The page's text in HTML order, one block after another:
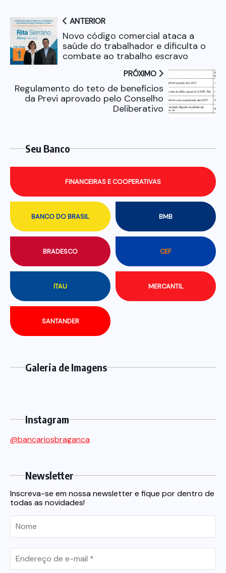
ANTERIOR
Novo código comercial ataca a
saúde do trabalhador e dificulta o
combate ao trabalho escravo
PRÓXIMO
Regulamento do teto de benefícios
da Previ aprovado pelo Conselho
Deliberativo
Seu Banco
BANCO DO BRASIL BMB
BRADESCO CEF
FINANCEIRAS E COOPERATIVAS
ITAU MERCANTIL
SANTANDER
Galeria de Imagens
Instagram
@bancariosbraganca
Newsletter
Inscreva-se em nossa newsletter e fique por dentro de
todas as novidades!